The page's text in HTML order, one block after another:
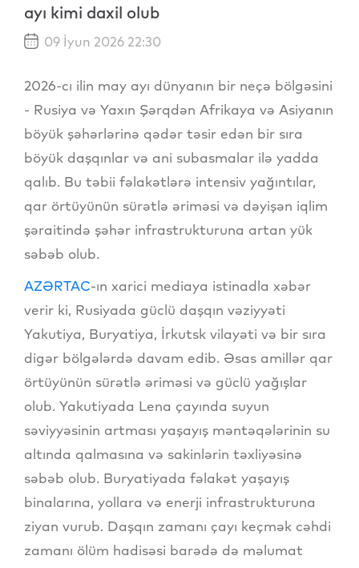
ayı kimi daxil olub
09 İyun 2026 22:30
2026-cı ilin may ayı dünyanın bir neçə bölgəsini
- Rusiya və Yaxın Şərqdən Afrikaya və Asiyanın
böyük şəhərlərinə qədər təsir edən bir sıra
böyük daşqınlar və ani subasmalar ilə yadda
qalıb. Bu təbii fəlakətlərə intensiv yağıntılar,
qar örtüyünün sürətlə əriməsi və dəyişən iqlim
şəraitində şəhər infrastrukturuna artan yük
səbəb olub.
AZƏRTAC-ın xarici mediaya istinadla xəbər
verir ki, Rusiyada güclü daşqın vəziyyəti
Yakutiya, Buryatiya, İrkutsk vilayəti və bir sıra
digər bölgələrdə davam edib. Əsas amillər qar
örtüyünün sürətlə əriməsi və güclü yağışlar
olub. Yakutiyada Lena çayında suyun
səviyyəsinin artması yaşayış məntəqələrinin su
altında qalmasına və sakinlərin təxliyəsinə
səbəb olub. Buryatiyada fəlakət yaşayış
binalarına, yollara və enerji infrastrukturuna
ziyan vurub. Daşqın zamanı çayı keçmək cəhdi
zamanı ölüm hadisəsi barədə də məlumat